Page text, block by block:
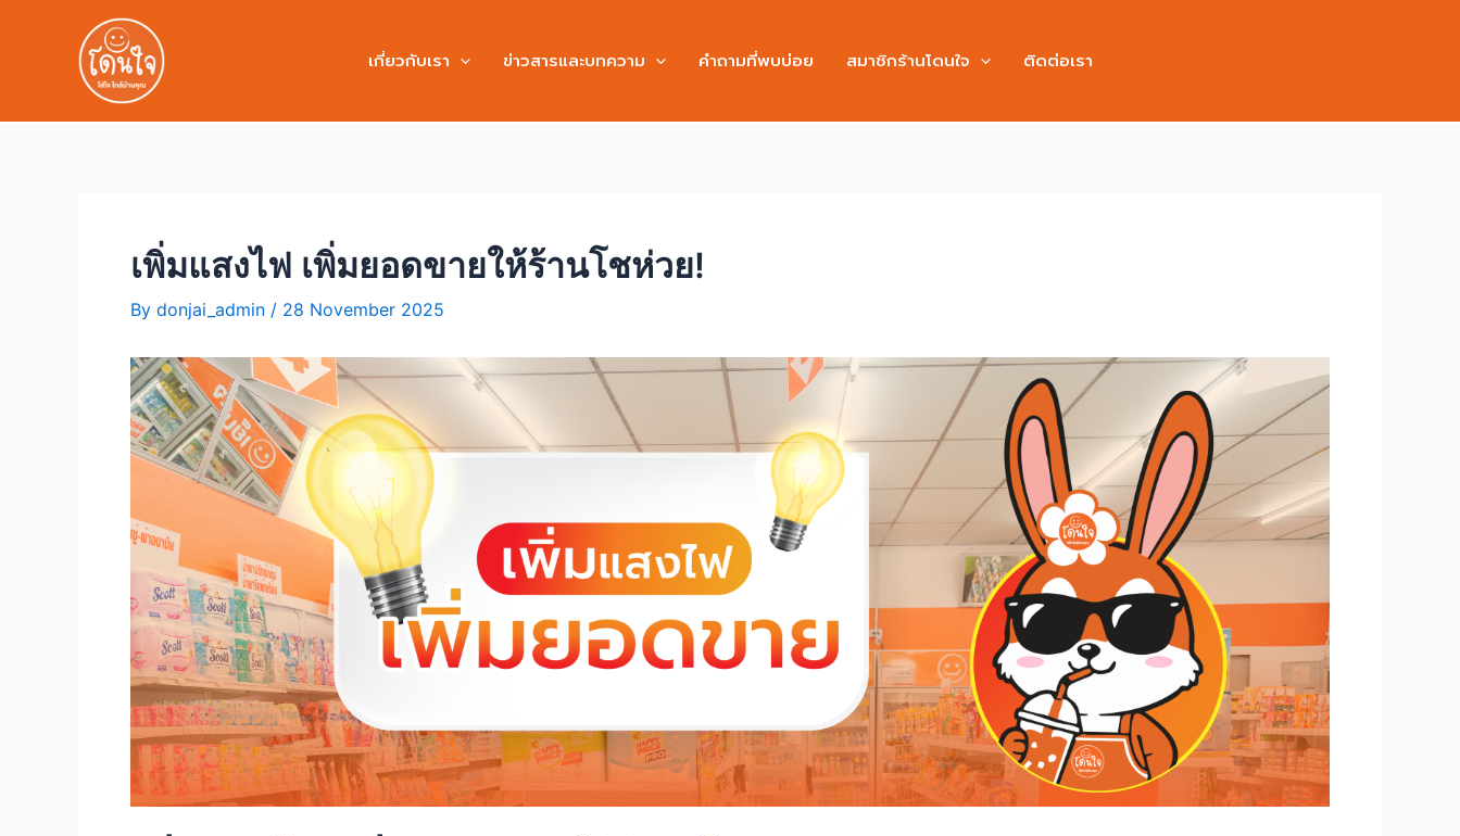
เกี่ยวกับเรา ข่าวสารและบทความ คำถามที่พบบ่อย สมาชิกร้านโดนใจ ติดต่อเรา
เพิ่มแสงไฟ เพิ่มยอดขายให้ร้านโชห่วย!
By donjai_admin / 28 November 2025